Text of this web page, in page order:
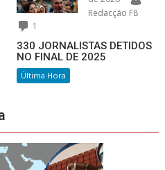
Redacção F8
1
330 JORNALISTAS DETIDOS
NO FINAL DE 2025
Última Hora